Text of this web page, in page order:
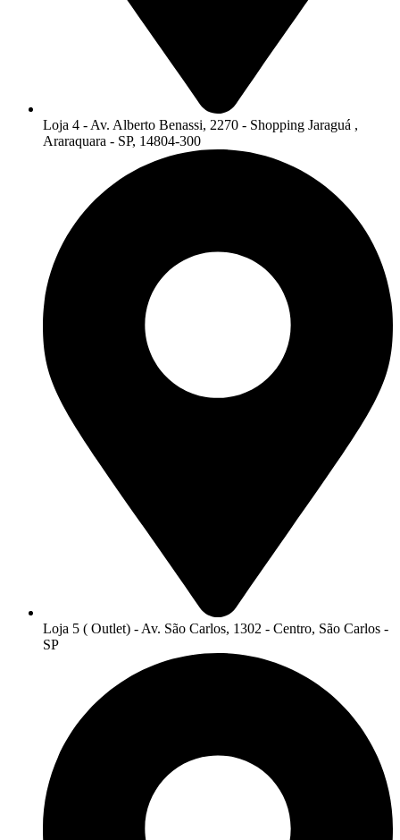
Loja 4 - Av. Alberto Benassi, 2270 - Shopping Jaraguá ,
Araraquara - SP, 14804-300
Loja 5 ( Outlet) - Av. São Carlos, 1302 - Centro, São Carlos -
SP